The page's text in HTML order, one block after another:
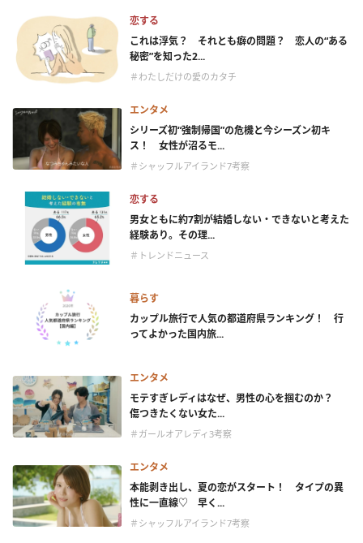
恋する
これは浮気？ それとも癖の問題？ 恋人の“ある
秘密”を知った2...
＃わたしだけの愛のカタチ
エンタメ
シリーズ初“強制帰国”の危機と今シーズン初キ
ス！ 女性が沼るモ...
＃シャッフルアイランド7考察
恋する
男女ともに約7割が結婚しない・できないと考えた
経験あり。その理...
＃トレンドニュース
暮らす
カップル旅行で人気の都道府県ランキング！ 行
ってよかった国内旅...
エンタメ
モテすぎレディはなぜ、男性の心を掴むのか？
傷つきたくない女た...
＃ガールオアレディ3考察
エンタメ
本能剥き出し、夏の恋がスタート！ タイプの異
性に一直線♡ 早く...
＃シャッフルアイランド7考察